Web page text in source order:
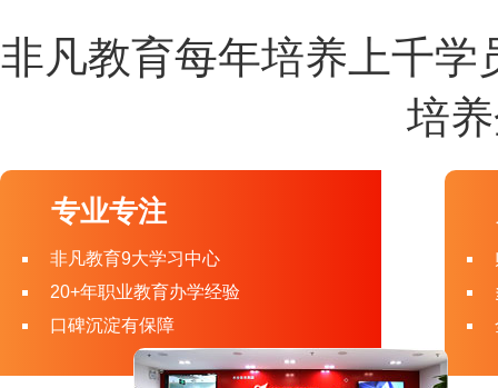
非凡教育每年培养上千
培
专业专注
非凡教育9大学习中心
20+年职业教育办学经验
口碑沉淀有保障